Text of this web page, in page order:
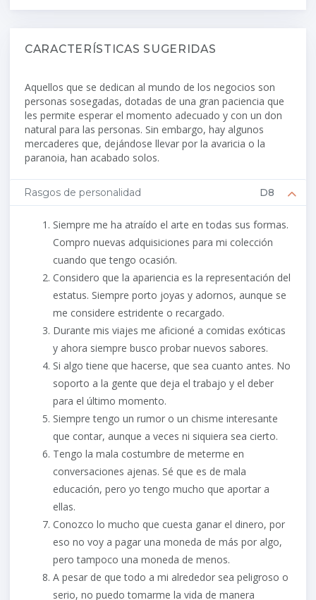
CARACTERÍSTICAS SUGERIDAS
Aquellos que se dedican al mundo de los negocios son
personas sosegadas, dotadas de una gran paciencia que
les permite esperar el momento adecuado y con un don
natural para las personas. Sin embargo, hay algunos
mercaderes que, dejándose llevar por la avaricia o la
paranoia, han acabado solos.
Rasgos de personalidad D8
Siempre me ha atraído el arte en todas sus formas.
Compro nuevas adquisiciones para mi colección
cuando que tengo ocasión.
Considero que la apariencia es la representación del
estatus. Siempre porto joyas y adornos, aunque se
me considere estridente o recargado.
Durante mis viajes me aficioné a comidas exóticas
y ahora siempre busco probar nuevos sabores.
Si algo tiene que hacerse, que sea cuanto antes. No
soporto a la gente que deja el trabajo y el deber
para el último momento.
Siempre tengo un rumor o un chisme interesante
que contar, aunque a veces ni siquiera sea cierto.
Tengo la mala costumbre de meterme en
conversaciones ajenas. Sé que es de mala
educación, pero yo tengo mucho que aportar a
ellas.
Conozco lo mucho que cuesta ganar el dinero, por
eso no voy a pagar una moneda de más por algo,
pero tampoco una moneda de menos.
A pesar de que todo a mi alrededor sea peligroso o
serio, no puedo tomarme la vida de manera